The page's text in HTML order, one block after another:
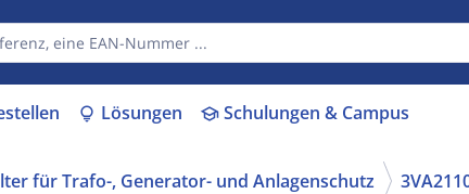
lightbulb Lösungen schoolSchulungen & Campus
für Trafo-, Generator- und Anlagenschutz